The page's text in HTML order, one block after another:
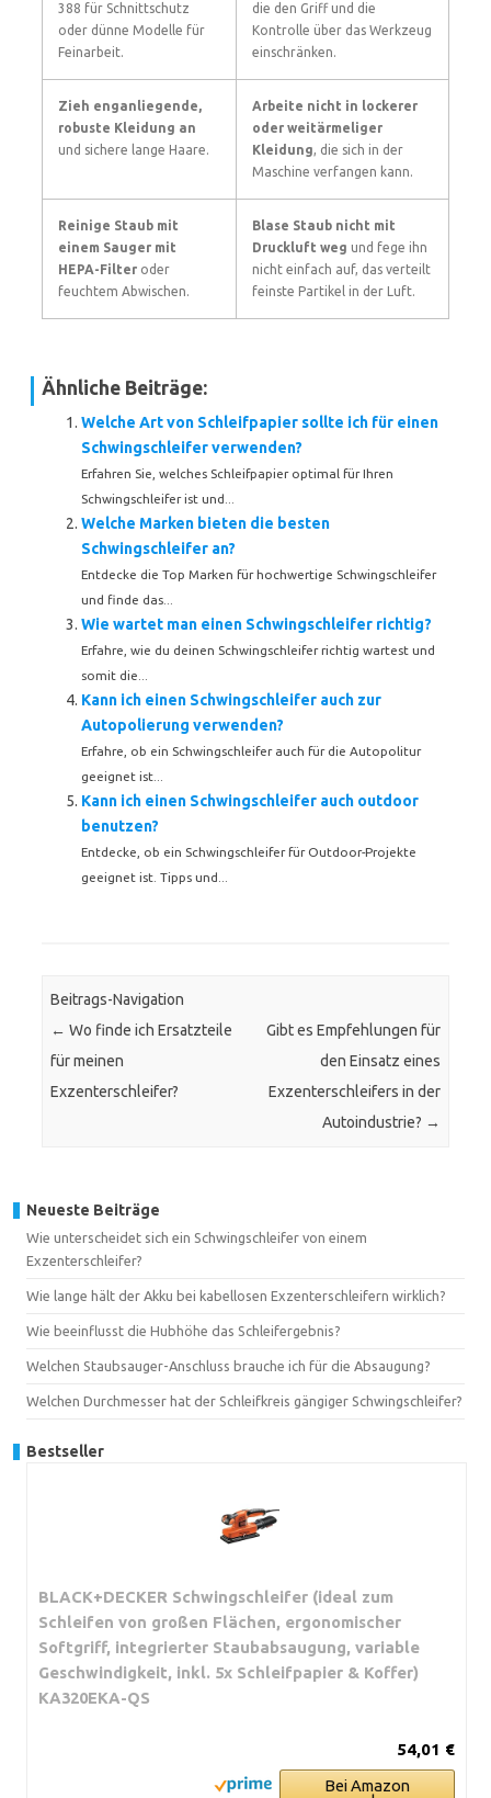
388 für Schnittschutz
oder dünne Modelle für
Feinarbeit.
die den Griff und die
Kontrolle über das Werkzeug
einschränken.
Zieh enganliegende,
robuste Kleidung an
und sichere lange Haare.
Arbeite nicht in lockerer
oder weitärmeliger
Kleidung, die sich in der
Maschine verfangen kann.
Reinige Staub mit
einem Sauger mit
HEPA-Filter oder
feuchtem Abwischen.
Blase Staub nicht mit
Druckluft weg und fege ihn
nicht einfach auf, das verteilt
feinste Partikel in der Luft.
Ähnliche Beiträge:
Welche Art von Schleifpapier sollte ich für einen
Schwingschleifer verwenden?
Erfahren Sie, welches Schleifpapier optimal für Ihren
Schwingschleifer ist und...
Welche Marken bieten die besten
Schwingschleifer an?
Entdecke die Top Marken für hochwertige Schwingschleifer
und finde das...
Wie wartet man einen Schwingschleifer richtig?
Erfahre, wie du deinen Schwingschleifer richtig wartest und
somit die...
Kann ich einen Schwingschleifer auch zur
Autopolierung verwenden?
Erfahre, ob ein Schwingschleifer auch für die Autopolitur
geeignet ist...
Kann ich einen Schwingschleifer auch outdoor
benutzen?
Entdecke, ob ein Schwingschleifer für Outdoor-Projekte
geeignet ist. Tipps und...
Beitrags-Navigation
← Wo finde ich Ersatzteile
für meinen
Exzenterschleifer?
Gibt es Empfehlungen für
den Einsatz eines
Exzenterschleifers in der
Autoindustrie? →
Neueste Beiträge
Wie unterscheidet sich ein Schwingschleifer von einem
Exzenterschleifer?
Wie lange hält der Akku bei kabellosen Exzenterschleifern wirklich?
Wie beeinflusst die Hubhöhe das Schleifergebnis?
Welchen Staubsauger-Anschluss brauche ich für die Absaugung?
Welchen Durchmesser hat der Schleifkreis gängiger Schwingschleifer?
Bestseller
BLACK+DECKER Schwingschleifer (ideal zum
Schleifen von großen Flächen, ergonomischer
Softgriff, integrierter Staubabsaugung, variable
Geschwindigkeit, inkl. 5x Schleifpapier & Koffer)
KA320EKA-QS
54,01 €
Bei Amazon